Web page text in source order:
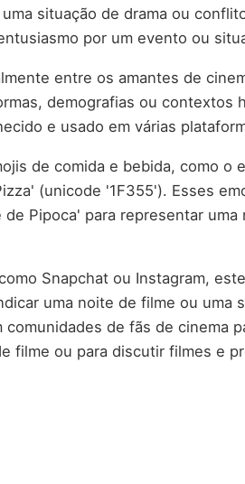
situação de drama ou
por um evento ou
entre os amantes de
demografias ou contextos
e usado em várias
de comida e bebida, como o
(unicode '1F355'). Esses
Pipoca' para representar
Snapchat ou Instagram,
uma noite de filme ou uma
de fãs de cinema
filme ou para discutir filmes e